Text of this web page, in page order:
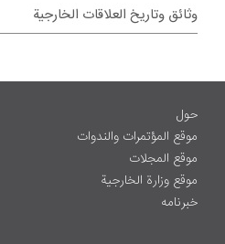
وثائق وتاريخ العلاقات الخارجية
حول
موقع المؤتمرات والندوات
موقع المجلات
موقع وزارة الخارجية
خبرنامه